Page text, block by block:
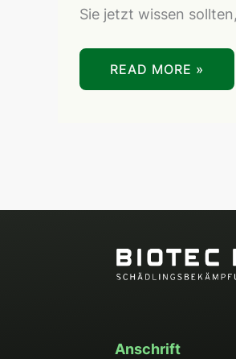
Sie jetzt wissen
READ MORE »
Anschrift